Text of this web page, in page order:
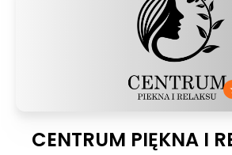
CENTRUM PIĘKNA I